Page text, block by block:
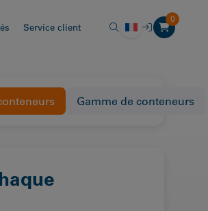
Service client
0
Gamme de conteneurs